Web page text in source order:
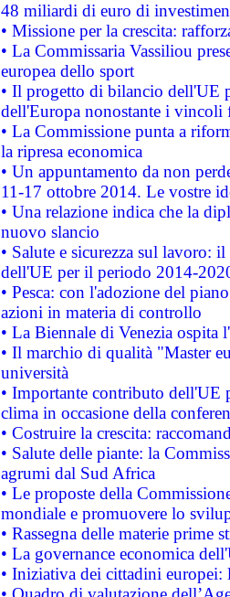
48 miliardi di euro di
• Missione per la crescita:
• La Commissaria Vassiliou
europea dello sport
• Il progetto di bilancio dell'UE
dell'Europa nonostante i vincoli
• La Commissione punta a
la ripresa economica
• Un appuntamento da non
11-17 ottobre 2014. Le vostre
• Una relazione indica che la
nuovo slancio
• Salute e sicurezza sul lavoro:
dell'UE per il periodo 2014-
• Pesca: con l'adozione del
azioni in materia di controllo
• La Biennale di Venezia ospita
• Il marchio di qualità "Master
università
• Importante contributo dell'UE
clima in occasione della
• Costruire la crescita:
• Salute delle piante: la
agrumi dal Sud Africa
• Le proposte della
mondiale e promuovere lo
• Rassegna delle materie prime
• La governance economica
• Iniziativa dei cittadini